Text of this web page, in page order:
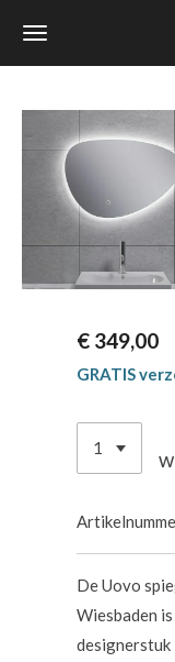
Ga
de
hoofdinhoud
€ 349,00
GRATIS
De Uovo
Wiesbaden
designerstuk